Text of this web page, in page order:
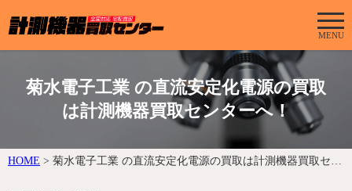
MENU
菊水電子工業 の直流安定化電源の買取
は計測機器買取センターへ！
HOME > 菊水電子工業 の直流安定化電源の買取は計測機器買取センターへ！